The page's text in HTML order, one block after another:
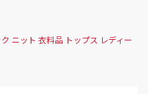
ニット 衣料品 トップス レディー